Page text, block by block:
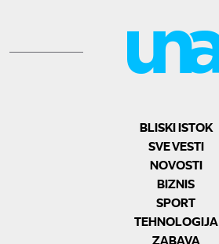
BLISKI ISTOK
SVE VESTI
NOVOSTI
BIZNIS
SPORT
TEHNOLOGIJA
ZABAVA